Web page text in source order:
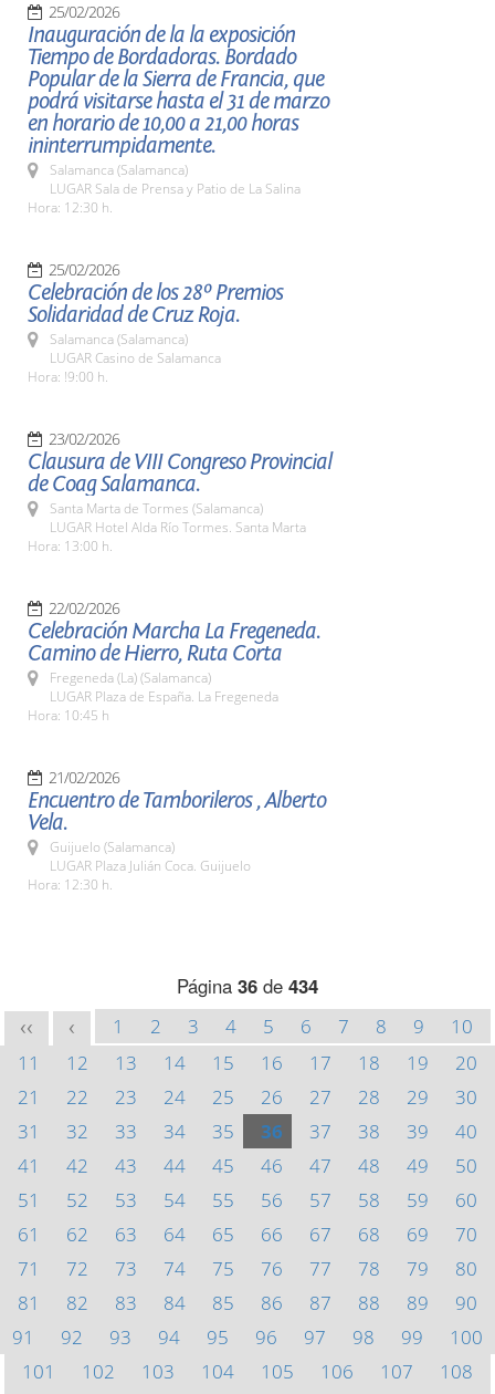
25/02/2026
Inauguración de la la exposición
Tiempo de Bordadoras. Bordado
Popular de la Sierra de Francia, que
podrá visitarse hasta el 31 de marzo
en horario de 10,00 a 21,00 horas
ininterrumpidamente.
Salamanca (Salamanca)
LUGAR Sala de Prensa y Patio de La Salina
Hora: 12:30 h.
25/02/2026
Celebración de los 28º Premios
Solidaridad de Cruz Roja.
Salamanca (Salamanca)
LUGAR Casino de Salamanca
Hora: !9:00 h.
23/02/2026
Clausura de VIII Congreso Provincial
de Coag Salamanca.
Santa Marta de Tormes (Salamanca)
LUGAR Hotel Alda Río Tormes. Santa Marta
Hora: 13:00 h.
22/02/2026
Celebración Marcha La Fregeneda.
Camino de Hierro, Ruta Corta
Fregeneda (La) (Salamanca)
LUGAR Plaza de España. La Fregeneda
Hora: 10:45 h
21/02/2026
Encuentro de Tamborileros , Alberto
Vela.
Guijuelo (Salamanca)
LUGAR Plaza Julián Coca. Guijuelo
Hora: 12:30 h.
Página 36 de 434
<< < 1 2 3 4 5 6 7 8 9
10
11
12 13 14 15 16 17 18 19
20
21
22 23 24 25 26 27 28 29
30
31
32 33 34 35 36 37 38 39
40
41
42 43 44 45 46 47 48 49
50
51
52 53 54 55 56 57 58 59
60
61
62 63 64 65 66 67 68 69
70
71
72 73 74 75 76 77 78 79
80
81
82 83 84 85 86 87 88 89
90
91
92 93 94 95 96 97 98 99
100
101
102 103 104 105 106 107
108